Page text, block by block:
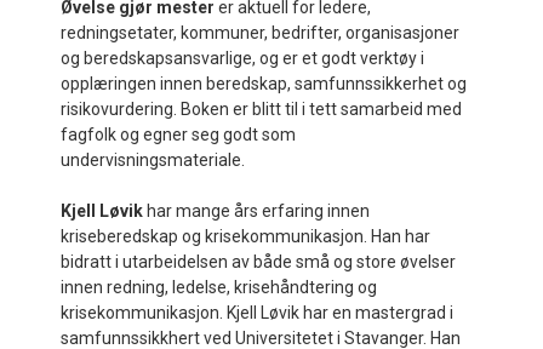
Øvelse gjør mester er aktuell for ledere,
redningsetater, kommuner, bedrifter, organisasjoner
og beredskapsansvarlige, og er et godt verktøy i
opplæringen innen beredskap, samfunnssikkerhet og
risikovurdering. Boken er blitt til i tett samarbeid med
fagfolk og egner seg godt som
undervisningsmateriale.
Kjell Løvik har mange års erfaring innen
kriseberedskap og krisekommunikasjon. Han har
bidratt i utarbeidelsen av både små og store øvelser
innen redning, ledelse, krisehåndtering og
krisekommunikasjon. Kjell Løvik har en mastergrad i
samfunnssikkhert ved Universitetet i Stavanger. Han